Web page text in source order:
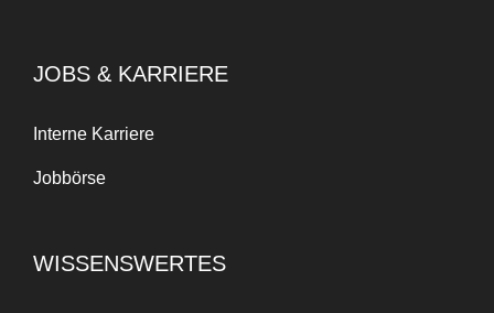
JOBS & KARRIERE
Interne Karriere
Jobbörse
WISSENSWERTES